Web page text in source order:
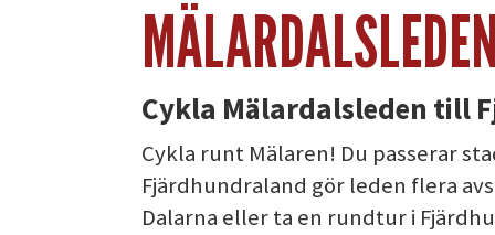
MÄLARDALSLEDEN
Cykla Mälardalsleden till
Cykla runt Mälaren! Du passerar
Fjärdhundraland gör leden flera
Dalarna eller ta en rundtur i